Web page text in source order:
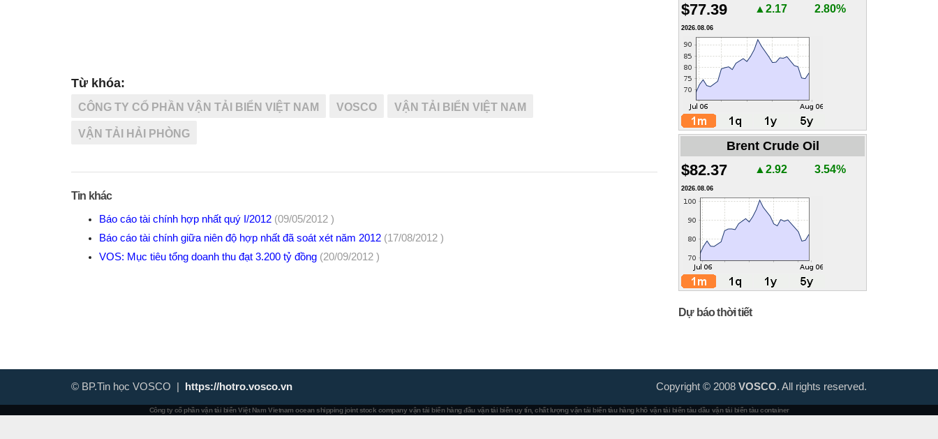
Từ khóa:
CÔNG TY CỔ PHẦN VẬN TẢI BIỂN VIỆT NAM VOSCO VẬN TẢI BIỂN VIỆT NAM
VẬN TẢI HẢI PHÒNG
Tin khác
Báo cáo tài chính hợp nhất quý I/2012 (09/05/2012 )
Báo cáo tài chính giữa niên độ hợp nhất đã soát xét năm 2012 (17/08/2012 )
VOS: Mục tiêu tổng doanh thu đạt 3.200 tỷ đồng (20/09/2012 )
$77.39 ▲2.17 2.80%
2026.08.06
Brent Crude Oil
$82.37 ▲2.92 3.54%
2026.08.06
Dự báo thời tiết
© BP.Tin học VOSCO | https://hotro.vosco.vn Copyright © 2008 VOSCO. All rights reserved.
Công ty cổ phần vận tải biển Việt Nam Vietnam ocean shipping joint stock company vận tải biển hàng đầu vận tải biển uy tín, chất lượng vận tải biển tàu hàng khô vận tải biển tàu dầu vận tải biển tàu container